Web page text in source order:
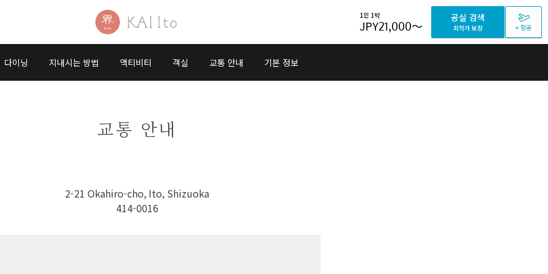
1인 1박
JPY21,000～
공실 검색
최적가 보장 + 항공
다이닝 지내시는 방법 액티비티 객실 교통 안내 기본 정보
교통 안내
2-21 Okahiro-cho, Ito, Shizuoka
414-0016